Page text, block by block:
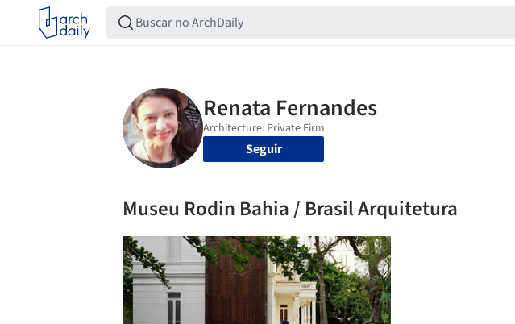
Seguir
Museu Rodin Bahia / Brasil Arquitetura